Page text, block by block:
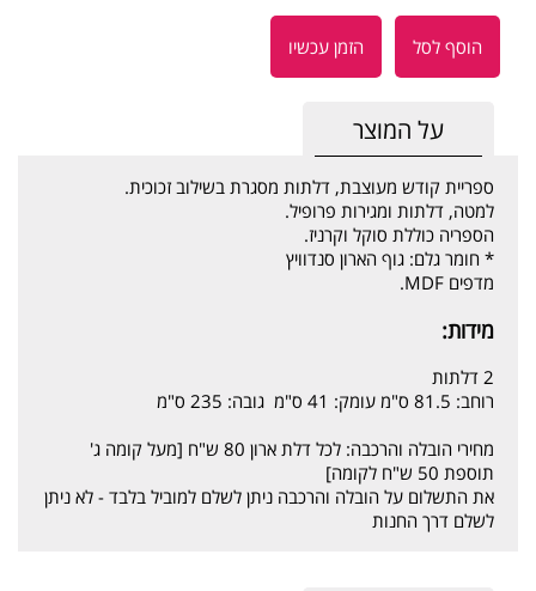
הוסף לסל הזמן עכשיו
על המוצר
ספריית קודש מעוצבת, דלתות מסגרת בשילוב זכוכית.
למטה, דלתות ומגירות פרופיל.
הספריה כוללת סוקל וקרניז.
* חומר גלם: גוף הארון סנדוויץ
מדפים MDF.
מידות:
2 דלתות
רוחב: 81.5 ס"מ עומק: 41 ס"מ גובה: 235 ס"מ
מחירי הובלה והרכבה: לכל דלת ארון 80 ש"ח [מעל קומה ג'
תוספת 50 ש"ח לקומה]
את התשלום על הובלה והרכבה ניתן לשלם למוביל בלבד - לא ניתן
לשלם דרך החנות